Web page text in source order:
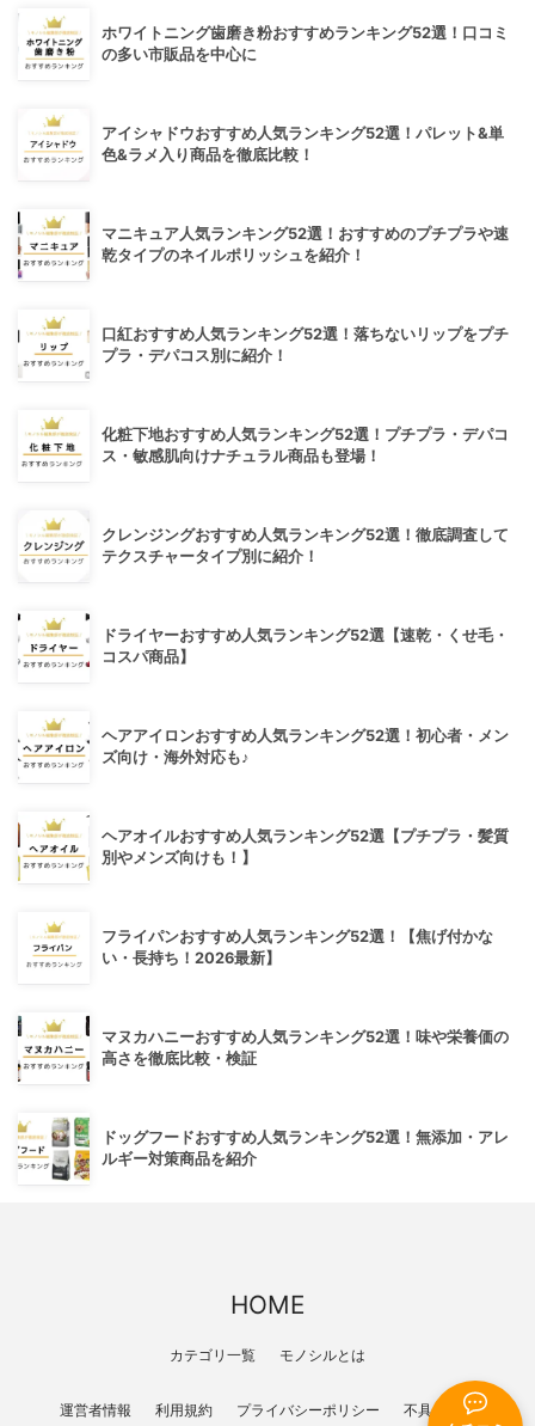
ホワイトニング歯磨き粉おすすめランキング52選！口コミ
の多い市販品を中心に
アイシャドウおすすめ人気ランキング52選！パレット&単
色&ラメ入り商品を徹底比較！
マニキュア人気ランキング52選！おすすめのプチプラや速
乾タイプのネイルポリッシュを紹介！
口紅おすすめ人気ランキング52選！落ちないリップをプチ
プラ・デパコス別に紹介！
化粧下地おすすめ人気ランキング52選！プチプラ・デパコ
ス・敏感肌向けナチュラル商品も登場！
クレンジングおすすめ人気ランキング52選！徹底調査して
テクスチャータイプ別に紹介！
ドライヤーおすすめ人気ランキング52選【速乾・くせ毛・
コスパ商品】
ヘアアイロンおすすめ人気ランキング52選！初心者・メン
ズ向け・海外対応も♪
ヘアオイルおすすめ人気ランキング52選【プチプラ・髪質
別やメンズ向けも！】
フライパンおすすめ人気ランキング52選！【焦げ付かな
い・長持ち！2026最新】
マヌカハニーおすすめ人気ランキング52選！味や栄養価の
高さを徹底比較・検証
ドッグフードおすすめ人気ランキング52選！無添加・アレ
ルギー対策商品を紹介
HOME
カテゴリ一覧 モノシルとは
運営者情報 利用規約 プライバシーポリシー 不具合報告